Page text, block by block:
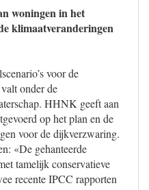
woningen in het
klimaatveranderingen
voor de
onder de
HHNK geeft aan
op het plan en de
voor de dijkverzwaring.
«De gehanteerde
tamelijk conservatieve
recente IPCC rapporten